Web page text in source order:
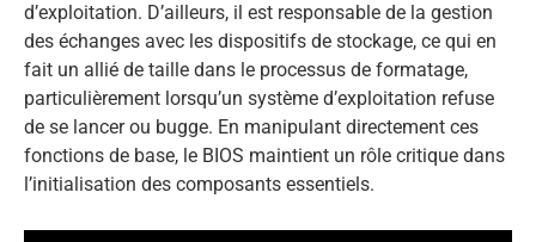
d’exploitation. D’ailleurs, il est responsable de la gestion
des échanges avec les dispositifs de stockage, ce qui en
fait un allié de taille dans le processus de formatage,
particulièrement lorsqu’un système d’exploitation refuse
de se lancer ou bugge. En manipulant directement ces
fonctions de base, le BIOS maintient un rôle critique dans
l’initialisation des composants essentiels.